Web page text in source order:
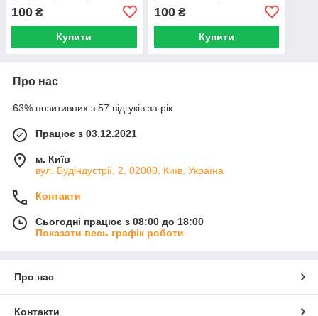
100 ₴
Купити
100₴
Купити
Про нас
63% позитивних з 57 відгуків за рік
Працює з 03.12.2021
м. Київ
вул. Будіндустрії, 2, 02000, Київ, Україна
Контакти
Сьогодні працює з 08:00 до 18:00
Показати весь графік роботи
Про нас
Контакти